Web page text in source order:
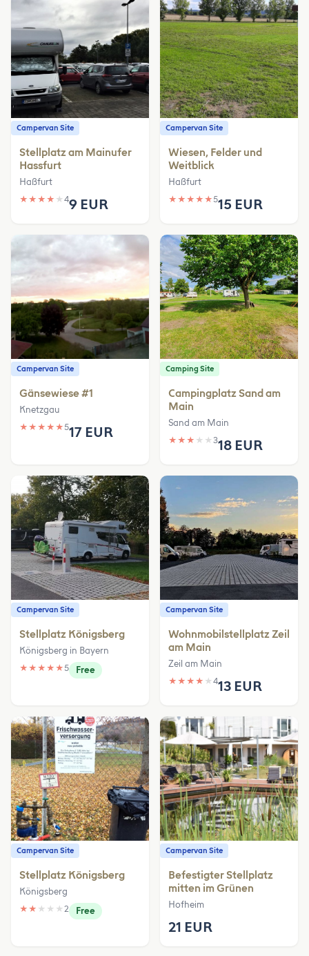
Campervan Site
Stellplatz am Mainufer
Hassfurt
Haßfurt
★ ★ ★ ★ ★ 49 EUR
Campervan Site
Wiesen, Felder und
Weitblick
Haßfurt
★ ★ ★ ★ ★515 EUR
Campervan Site
Gänsewiese #1
Knetzgau
★ ★ ★ ★ ★517 EUR
Camping Site
Campingplatz Sand am
Main
Sand am Main
★ ★ ★ ★ ★ 318 EUR
Campervan Site
Stellplatz Königsberg
Königsberg in Bayern
★ ★ ★ ★ ★5 Free
Campervan Site
Wohnmobilstellplatz Zeil
am Main
Zeil am Main
★ ★ ★ ★ ★ 413 EUR
Campervan Site
Stellplatz Königsberg
Königsberg
★ ★ ★ ★ ★ 2 Free
Campervan Site
Befestigter Stellplatz
mitten im Grünen
Hofheim
21 EUR